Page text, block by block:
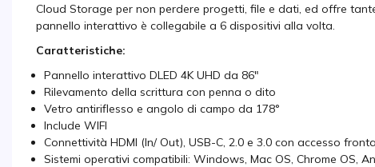
Cloud Storage per non perdere progetti, file e dati, ed offre
pannello interattivo è collegabile a 6 dispositivi alla volta.
Caratteristiche:
Pannello interattivo DLED 4K UHD da 86"
Rilevamento della scrittura con penna o dito
Vetro antiriflesso e angolo di campo da 178°
Include WIFI
Connettività HDMI (In/ Out), USB-C, 2.0 e 3.0 con accesso
Sistemi operativi compatibili: Windows, Mac OS, Chrome OS,